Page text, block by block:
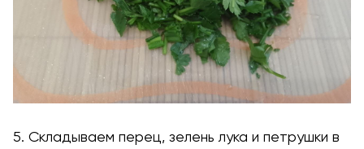
5. Складываем перец, зелень лука и петрушки в